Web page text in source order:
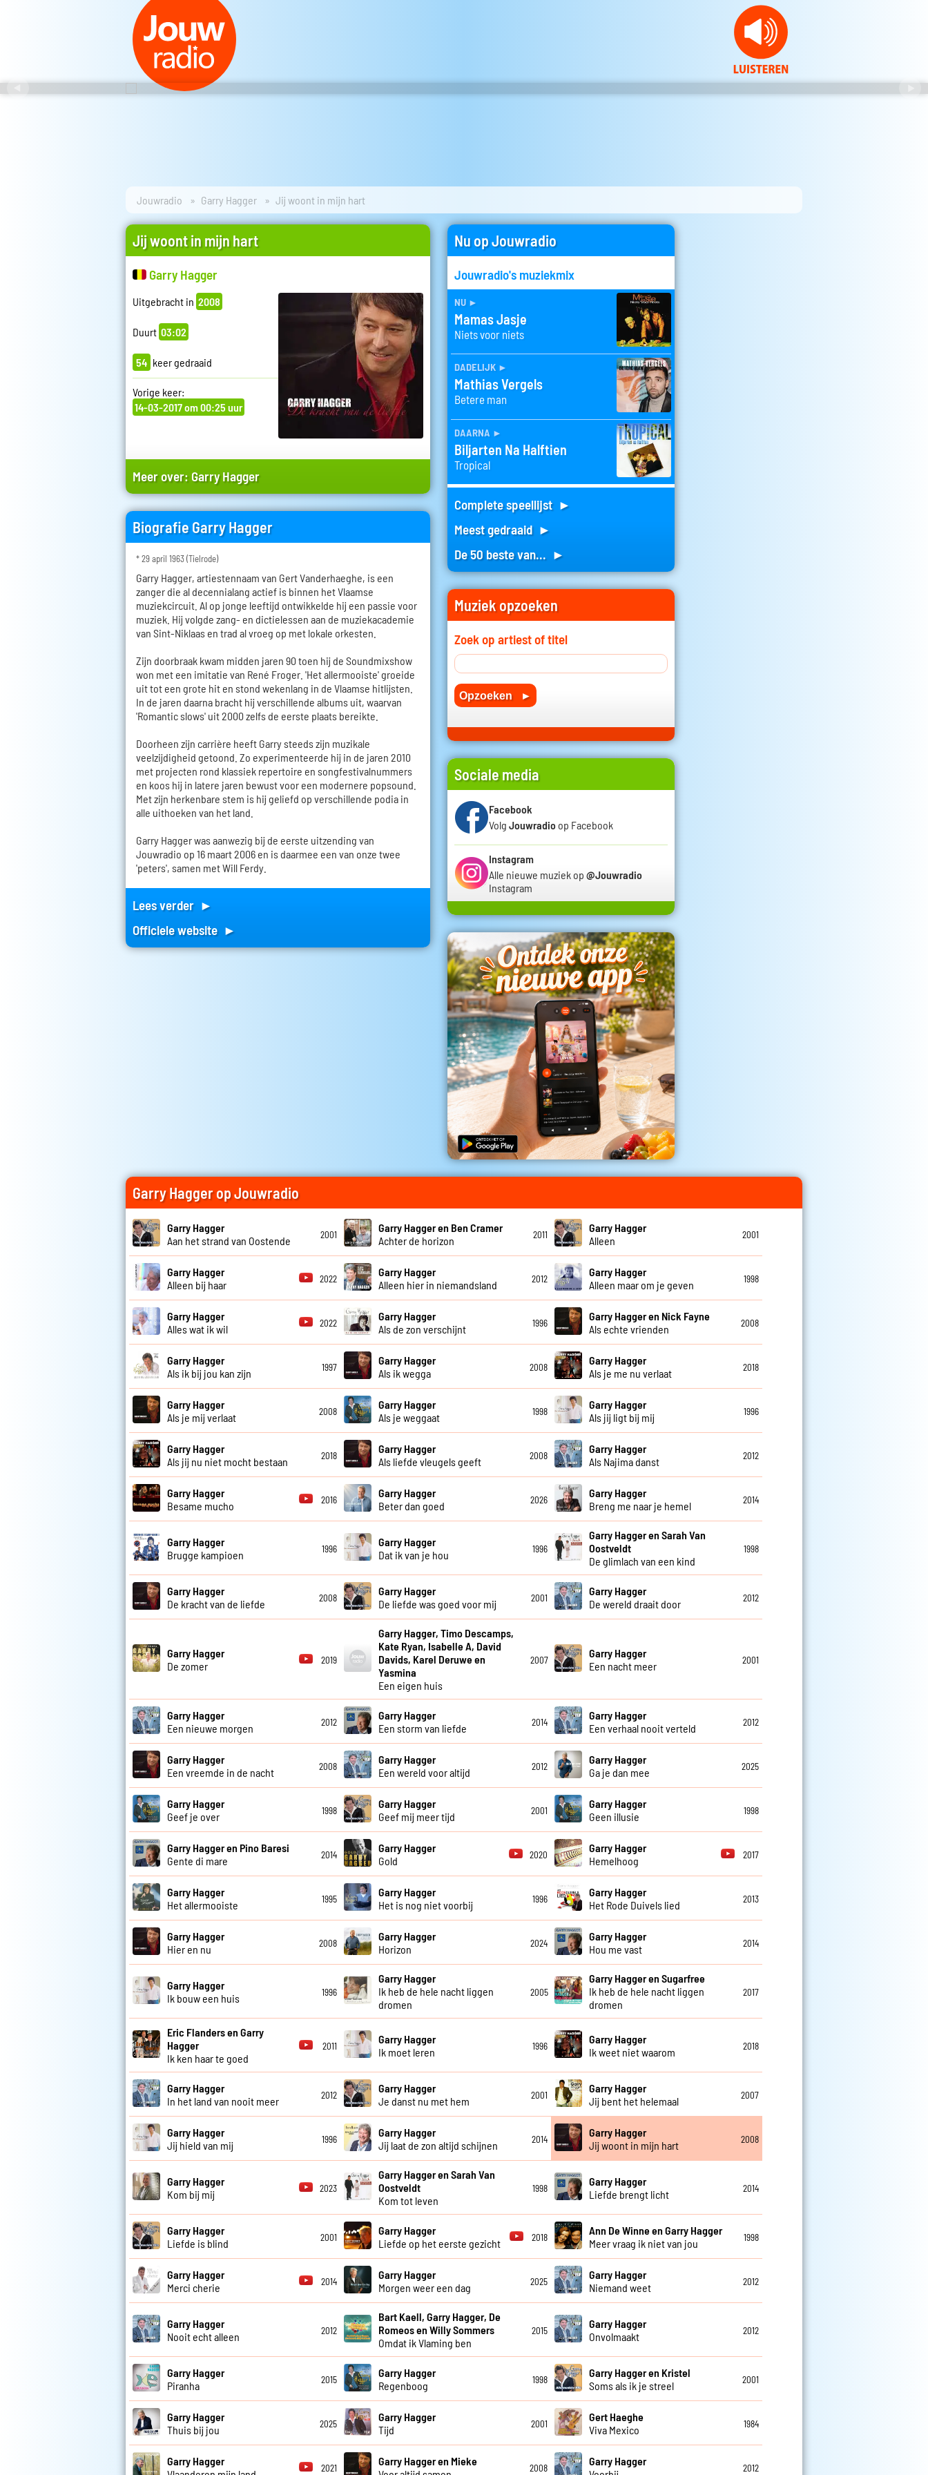
Jouwradio Garry Hagger Jij woont in mijn hart
Jij woont in mijn hart
Garry Hagger
Uitgebracht in 2008
Duurt 03:02
54 keer gedraaid
Vorige keer:
14-03-2017 om 00:25 uur
Meer over: Garry Hagger
Biografie Garry Hagger
* 29 april 1963 (Tielrode)
Garry Hagger, artiestennaam van Gert Vanderhaeghe, is een
zanger die al decennialang actief is binnen het Vlaamse
muziekcircuit. Al op jonge leeftijd ontwikkelde hij een passie voor
muziek. Hij volgde zang- en dictielessen aan de muziekacademie
van Sint-Niklaas en trad al vroeg op met lokale orkesten.
Zijn doorbraak kwam midden jaren 90 toen hij de Soundmixshow
won met een imitatie van René Froger. 'Het allermooiste' groeide
uit tot een grote hit en stond wekenlang in de Vlaamse hitlijsten.
In de jaren daarna bracht hij verschillende albums uit, waarvan
'Romantic slows' uit 2000 zelfs de eerste plaats bereikte.
Doorheen zijn carrière heeft Garry steeds zijn muzikale
veelzijdigheid getoond. Zo experimenteerde hij in de jaren 2010
met projecten rond klassiek repertoire en songfestivalnummers
en koos hij in latere jaren bewust voor een modernere popsound.
Met zijn herkenbare stem is hij geliefd op verschillende podia in
alle uithoeken van het land.
Garry Hagger was aanwezig bij de eerste uitzending van
Jouwradio op 16 maart 2006 en is daarmee een van onze twee
'peters', samen met Will Ferdy.
Lees verder ►
Officiele website ►
Nu op Jouwradio
Jouwradio's muziekmix
nu ►
Mamas Jasje
Niets voor niets
dadelijk ►
Mathias Vergels
Betere man
daarna ►
Biljarten Na Halftien
Tropical
Complete speellijst ►
Meest gedraaid ►
De 50 beste van... ►
Muziek opzoeken
Zoek op artiest of titel
Sociale media
Facebook
Volg Jouwradio op Facebook
Instagram
Alle nieuwe muziek op @Jouwradio
Instagram
Garry Hagger op Jouwradio
Garry Hagger
Aan het strand van Oostende
2001
Garry Hagger en Ben Cramer
Achter de horizon
2011
Garry Hagger
Alleen
2001
Garry Hagger
Alleen bij haar
2022
Garry Hagger
Alleen hier in niemandsland
2012
Garry Hagger
Alleen maar om je geven
1998
Garry Hagger
Alles wat ik wil
2022
Garry Hagger
Als de zon verschijnt
1996
Garry Hagger en Nick Fayne
Als echte vrienden
2008
Garry Hagger
Als ik bij jou kan zijn
1997
Garry Hagger
Als ik wegga
2008
Garry Hagger
Als je me nu verlaat
2018
Garry Hagger
Als je mij verlaat
2008
Garry Hagger
Als je weggaat
1998
Garry Hagger
Als jij ligt bij mij
1996
Garry Hagger
Als jij nu niet mocht bestaan
2018
Garry Hagger
Als liefde vleugels geeft
2008
Garry Hagger
Als Najima danst
2012
Garry Hagger
Besame mucho
2016
Garry Hagger
Beter dan goed
2026
Garry Hagger
Breng me naar je hemel
2014
Garry Hagger
Brugge kampioen
1996
Garry Hagger
Dat ik van je hou
1996
Garry Hagger en Sarah Van
Oostveldt
De glimlach van een kind
1998
Garry Hagger
De kracht van de liefde
2008
Garry Hagger
De liefde was goed voor mij
2001
Garry Hagger
De wereld draait door
2012
Garry Hagger
De zomer
2019
Garry Hagger, Timo Descamps,
Kate Ryan, Isabelle A, David
Davids, Karel Deruwe en
Yasmina
Een eigen huis
2007
Garry Hagger
Een nacht meer
2001
Garry Hagger
Een nieuwe morgen
2012
Garry Hagger
Een storm van liefde
2014
Garry Hagger
Een verhaal nooit verteld
2012
Garry Hagger
Een vreemde in de nacht
2008
Garry Hagger
Een wereld voor altijd
2012
Garry Hagger
Ga je dan mee
2025
Garry Hagger
Geef je over
1998
Garry Hagger
Geef mij meer tijd
2001
Garry Hagger
Geen illusie
1998
Garry Hagger en Pino Baresi
Gente di mare
2014
Garry Hagger
Gold
2020
Garry Hagger
Hemelhoog
2017
Garry Hagger
Het allermooiste
1995
Garry Hagger
Het is nog niet voorbij
1996
Garry Hagger
Het Rode Duivels lied
2013
Garry Hagger
Hier en nu
2008
Garry Hagger
Horizon
2024
Garry Hagger
Hou me vast
2014
Garry Hagger
Ik bouw een huis
1996
Garry Hagger
Ik heb de hele nacht liggen
dromen
2005
Garry Hagger en Sugarfree
Ik heb de hele nacht liggen
dromen
2017
Eric Flanders en Garry
Hagger
Ik ken haar te goed
2011
Garry Hagger
Ik moet leren
1996
Garry Hagger
Ik weet niet waarom
2018
Garry Hagger
In het land van nooit meer
2012
Garry Hagger
Je danst nu met hem
2001
Garry Hagger
Jij bent het helemaal
2007
Garry Hagger
Jij hield van mij
1996
Garry Hagger
Jij laat de zon altijd schijnen
2014
Garry Hagger
Jij woont in mijn hart
2008
Garry Hagger
Kom bij mij
2023
Garry Hagger en Sarah Van
Oostveldt
Kom tot leven
1998
Garry Hagger
Liefde brengt licht
2014
Garry Hagger
Liefde is blind
2001
Garry Hagger
Liefde op het eerste gezicht
2018
Ann De Winne en Garry Hagger
Meer vraag ik niet van jou
1998
Garry Hagger
Merci cherie
2014
Garry Hagger
Morgen weer een dag
2025
Garry Hagger
Niemand weet
2012
Garry Hagger
Nooit echt alleen
2012
Bart Kaell, Garry Hagger, De
Romeos en Willy Sommers
Omdat ik Vlaming ben
2015
Garry Hagger
Onvolmaakt
2012
Garry Hagger
Piranha
2015
Garry Hagger
Regenboog
1998
Garry Hagger en Kristel
Soms als ik je streel
2001
Garry Hagger
Thuis bij jou
2025
Garry Hagger
Tijd
2001
Gert Haeghe
Viva Mexico
1984
Garry Hagger
2021
Garry Hagger en Mieke
2008
Garry Hagger
2012